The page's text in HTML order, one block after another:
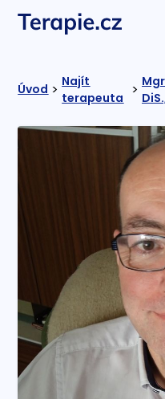
Úvod > Najít
terapeuta >